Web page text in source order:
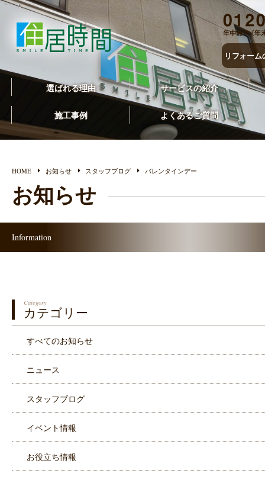
リフォー
選ばれる理由 サービスの紹介
施工事例 よくあるご質問
HOME お知らせ スタッフブログ バレンタインデー
お知らせ
Information
Category
カテゴリー
すべてのお知らせ
ニュース
スタッフブログ
イベント情報
お役立ち情報